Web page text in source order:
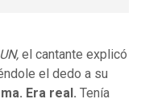
el cantante explicó
el dedo a su
Era real. Tenía